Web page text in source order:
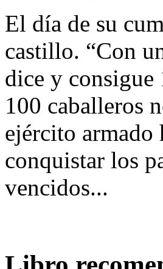
El día de su
castillo. “Con
dice y consigue
100 caballeros
ejército armado
conquistar los
vencidos...